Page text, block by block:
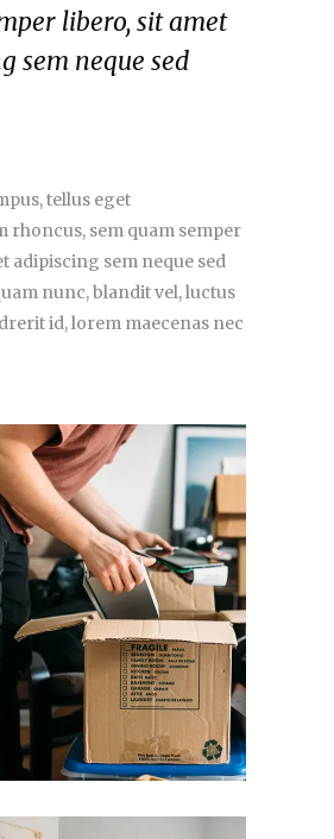
libero, sit amet
sem neque sed
tellus eget
rhoncus, sem quam semper
adipiscing sem neque sed
nunc, blandit vel, luctus
id, lorem maecenas nec